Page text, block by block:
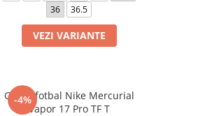
36
36.5
VEZI VARIANTE
-4%
Ghete fotbal Nike Mercurial
Vapor 17 Pro TF T